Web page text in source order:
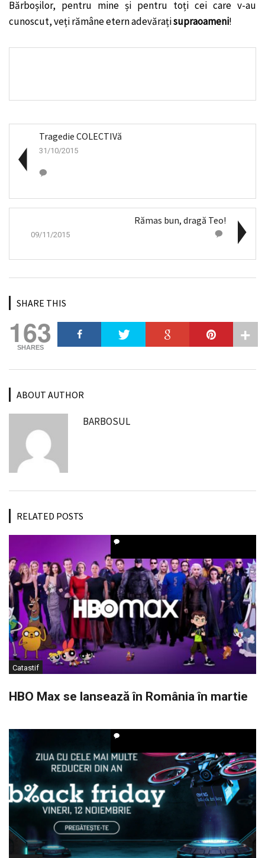
Bărboșilor, pentru mine și pentru toți cei care v-au
cunoscut, veți rămâne etern adevărațisupraoameni!
Tragedie COLECTIVă
31/10/2015
Rămas bun, dragă Teo!
09/11/2015
SHARE THIS
163
SHARES
ABOUT AUTHOR
BARBOSUL
RELATED POSTS
Catastif
HBO Max se lansează în România în martie